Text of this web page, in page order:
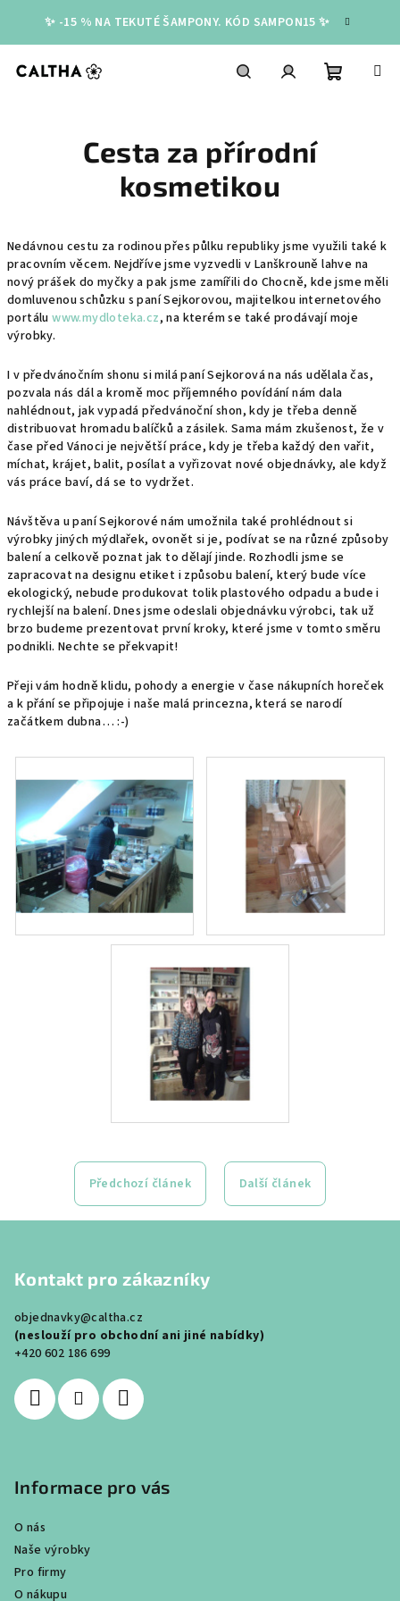
obsah
✨ -15 % NA TEKUTÉ ŠAMPONY. KÓD SAMPON15 ✨
Cesta za přírodní
kosmetikou
Nedávnou cestu za rodinou přes půlku republiky jsme využili také k
pracovním věcem. Nejdříve jsme vyzvedli v Lanškrouně lahve na
nový prášek do myčky a pak jsme zamířili do Chocně, kde jsme měli
domluvenou schůzku s paní Sejkorovou, majitelkou internetového
portáluwww.mydloteka.cz, na kterém se také prodávají moje
výrobky.
I v předvánočním shonu si milá paní Sejkorová na nás udělala čas,
pozvala nás dál a kromě moc příjemného povídání nám dala
nahlédnout, jak vypadá předvánoční shon, kdy je třeba denně
distribuovat hromadu balíčků a zásilek. Sama mám zkušenost, že v
čase před Vánoci je největší práce, kdy je třeba každý den vařit,
míchat, krájet, balit, posílat a vyřizovat nové objednávky, ale když
vás práce baví, dá se to vydržet.
Návštěva u paní Sejkorové nám umožnila také prohlédnout si
výrobky jiných mýdlařek, ovonět si je, podívat se na různé způsoby
balení a celkově poznat jak to dělají jinde. Rozhodli jsme se
zapracovat na designu etiket i způsobu balení, který bude více
ekologický, nebude produkovat tolik plastového odpadu a bude i
rychlejší na balení. Dnes jsme odeslali objednávku výrobci, tak už
brzo budeme prezentovat první kroky, které jsme v tomto směru
podnikli. Nechte se překvapit!
Přeji vám hodně klidu, pohody a energie v čase nákupních horeček
a k přání se připojuje i naše malá princezna, která se narodí
začátkem dubna… :-)
Předchozí článek Další článek
Kontakt pro zákazníky
objednavky@caltha.cz
(neslouží pro obchodní ani jiné nabídky)
+420 602 186 699
Informace pro vás
O nás
Naše výrobky
Pro firmy
O nákupu